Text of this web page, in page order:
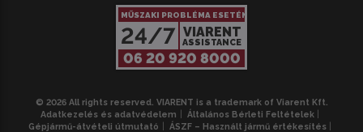
MŰSZAKI PROBLÉMA ESETÉN
24/7 VIARENT
ASSISTANCE
06 20 920 8000
© 2026 All rights reserved. VIARENT is a trademark of Viarent Kft.
Adatkezelés és adatvédelem
Általános Bérleti Feltételek
Gépjármű-átvételi útmutató
ÁSZF – Használt jármű értékesítés